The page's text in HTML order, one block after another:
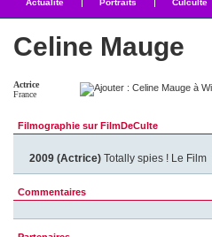
Actualité Portraits Culculte
Celine Mauge
Actrice
France
Filmographie sur FilmDeCulte
2009 (Actrice) Totally spies ! Le Film
Commentaires